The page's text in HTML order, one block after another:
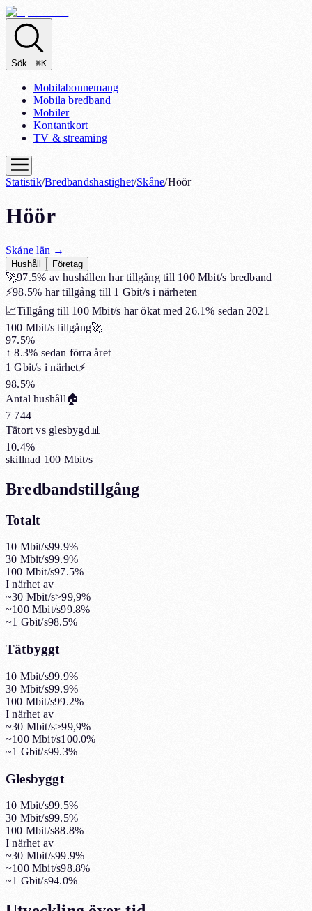
Sök...⌘K
Mobilabonnemang
Mobila bredband
Mobiler
Kontantkort
TV & streaming
Statistik/Bredbandshastighet/Skåne/Höör
Höör
Skåne län →
Hushåll Företag
🚀97.5% av hushållen har tillgång till 100 Mbit/s bredband
⚡98.5% har tillgång till 1 Gbit/s i närheten
📈Tillgång till 100 Mbit/s har ökat med 26.1% sedan 2021
100 Mbit/s tillgång🚀
97.5%
↑ 8.3% sedan förra året
1 Gbit/s i närhet⚡
98.5%
Antal hushåll🏠
7 744
Tätort vs glesbygd 📊
10.4%
skillnad 100 Mbit/s
Bredbandstillgång
Totalt
10 Mbit/s99.9%
30 Mbit/s99.9%
100 Mbit/s97.5%
I närhet av
~30 Mbit/s>99,9%
~100 Mbit/s99.8%
~1 Gbit/s98.5%
Tätbyggt
10 Mbit/s99.9%
30 Mbit/s99.9%
100 Mbit/s99.2%
I närhet av
~30 Mbit/s>99,9%
~100 Mbit/s100.0%
~1 Gbit/s99.3%
Glesbyggt
10 Mbit/s99.5%
30 Mbit/s99.5%
100 Mbit/s88.8%
I närhet av
~30 Mbit/s99.9%
~100 Mbit/s98.8%
~1 Gbit/s94.0%